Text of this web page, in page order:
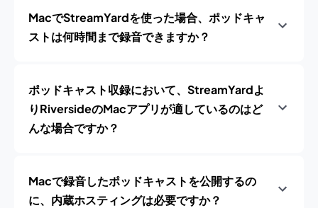
MacでStreamYardを使った場合、ポッドキャ
ストは何時間まで録音できますか？
ポッドキャスト収録において、StreamYardよ
りRiversideのMacアプリが適しているのはど
んな場合ですか？
Macで録音したポッドキャストを公開するの
に、内蔵ホスティングは必要ですか？